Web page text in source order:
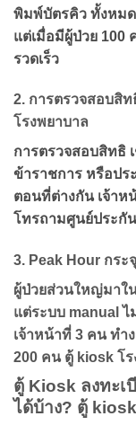
พิมพ์บัตรคิว ทั้งหมด
แต่เมื่อมีผู้ป่วย 100
รวดเร็ว
2. การตรวจสอบสิ
โรงพยาบาล
การตรวจสอบสิทธิ
ข้าราชการ หรือป
ตอนที่ต่างกัน เจ้าห
โทรถามศูนย์ประกั
3. Peak Hour กระ
ผู้ป่วยส่วนใหญ่มาใ
แต่ระบบ manual
เจ้าหน้าที่ 3 คน ทำ
200 คน ตู้ kiosk โ
ตู้ Kiosk ลงทะเ
ได้บ้าง? ตู้